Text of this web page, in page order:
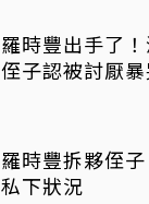
羅時豐出手了
侄子認被討厭
羅時豐拆夥侄
私下狀況